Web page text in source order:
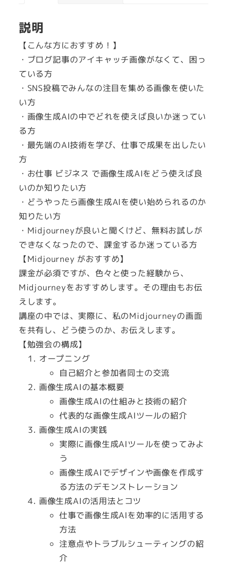
向
け
画
像
生
成
AI
勉
強
会
個
説明
【こんな方におすすめ！】
・ブログ記事のアイキャッチ画像がなくて、困っ
ている方
・SNS投稿でみんなの注目を集める画像を使いた
い方
・画像生成AIの中でどれを使えば良いか迷ってい
る方
・最先端のAI技術を学び、仕事で成果を出したい
方
・お仕事 ビジネス で画像生成AIをどう使えば良
いのか知りたい方
・どうやったら画像生成AIを使い始められるのか
知りたい方
・Midjourneyが良いと聞くけど、無料お試しが
できなくなったので、課金するか迷っている方
【Midjourney がおすすめ】
課金が必須ですが、色々と使った経験から、
Midjourneyをおすすめします。その理由もお伝
えします。
講座の中では、実際に、私のMidjourneyの画面
を共有し、どう使うのか、お伝えします。
【勉強会の構成】
オープニング
自己紹介と参加者同士の交流
画像生成AIの基本概要
画像生成AIの仕組みと技術の紹介
代表的な画像生成AIツールの紹介
画像生成AIの実践
実際に画像生成AIツールを使ってみよ
う
画像生成AIでデザインや画像を作成す
る方法のデモンストレーション
画像生成AIの活用法とコツ
仕事で画像生成AIを効率的に活用する
方法
注意点やトラブルシューティングの紹
介